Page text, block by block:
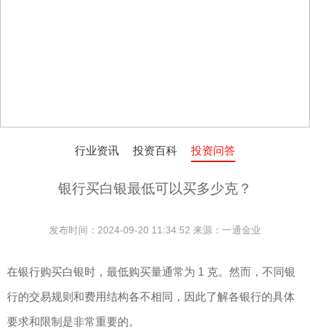
行业资讯 投资百科 投资问答
银行买白银最低可以买多少克？
发布时间：2024-09-20 11:34:52 来源：一通金业
在银行购买白银时，最低购买量通常为 1 克。然而，不同银
行的交易规则和费用结构各不相同，因此了解各银行的具体
要求和限制是非常重要的。